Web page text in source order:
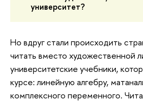
университет?
Но вдруг стали происходить
читать вместо художественной
университетские учебники,
курсе: линейную алгебру,
комплексного переменного.